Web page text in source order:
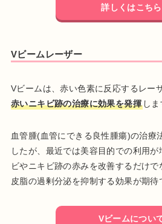
詳しくはこちら
Vビームレーザー
Vビームは、赤い色素に反応するレー
赤いニキビ跡の治療に効果を発揮しま
血管腫(血管にできる良性腫瘍)の治療
したが、最近では美容目的での利用
ビやニキビ跡の赤みを改善するだけで
皮脂の過剰分泌を抑制する効果が期待
Vビームについ